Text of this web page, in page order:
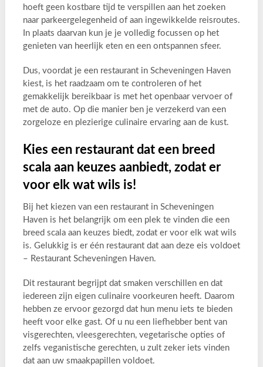
hoeft geen kostbare tijd te verspillen aan het zoeken
naar parkeergelegenheid of aan ingewikkelde reisroutes.
In plaats daarvan kun je je volledig focussen op het
genieten van heerlijk eten en een ontspannen sfeer.
Dus, voordat je een restaurant in Scheveningen Haven
kiest, is het raadzaam om te controleren of het
gemakkelijk bereikbaar is met het openbaar vervoer of
met de auto. Op die manier ben je verzekerd van een
zorgeloze en plezierige culinaire ervaring aan de kust.
Kies een restaurant dat een breed
scala aan keuzes aanbiedt, zodat er
voor elk wat wils is!
Bij het kiezen van een restaurant in Scheveningen
Haven is het belangrijk om een plek te vinden die een
breed scala aan keuzes biedt, zodat er voor elk wat wils
is. Gelukkig is er één restaurant dat aan deze eis voldoet
– Restaurant Scheveningen Haven.
Dit restaurant begrijpt dat smaken verschillen en dat
iedereen zijn eigen culinaire voorkeuren heeft. Daarom
hebben ze ervoor gezorgd dat hun menu iets te bieden
heeft voor elke gast. Of u nu een liefhebber bent van
visgerechten, vleesgerechten, vegetarische opties of
zelfs veganistische gerechten, u zult zeker iets vinden
dat aan uw smaakpapillen voldoet.